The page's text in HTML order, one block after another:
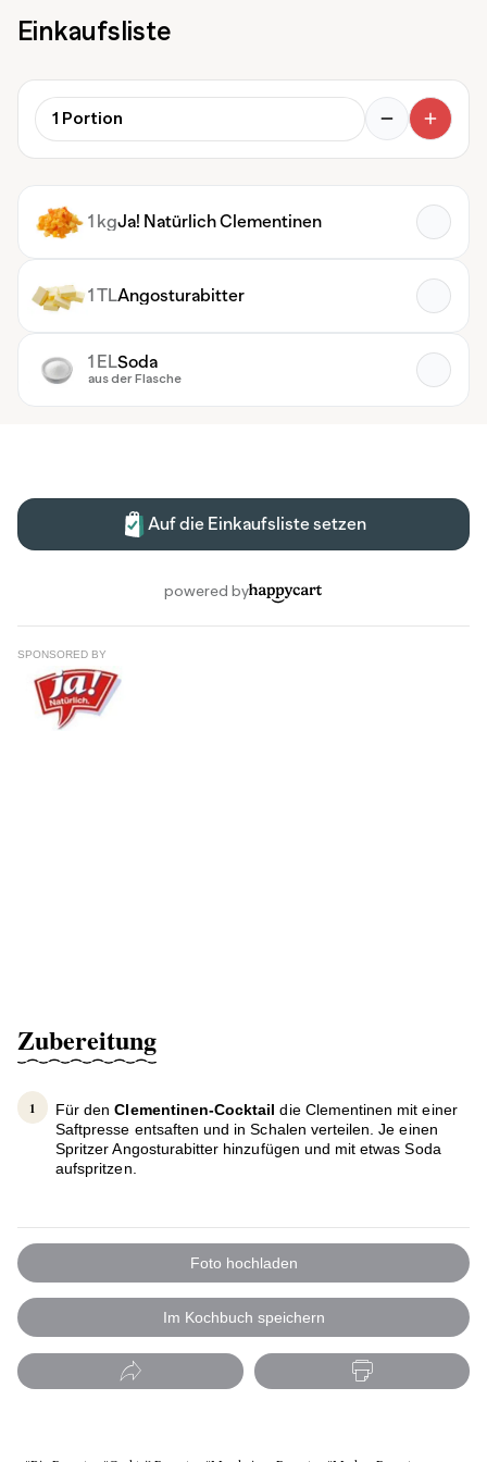
SPONSORED BY
Zubereitung
Für denClementinen-Cocktail die Clementinen mit einer
Saftpresse entsaften und in Schalen verteilen. Je einen
Spritzer Angosturabitter hinzufügen und mit etwas Soda
aufspritzen.
Foto hochladen
Im Kochbuch speichern